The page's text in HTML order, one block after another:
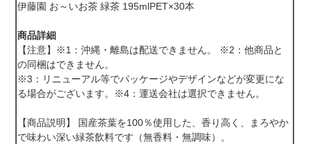
伊藤園 お～いお茶 緑茶 195mlPET×30本
商品詳細
【注意】※1：沖縄・離島は配送できません。 ※2：他商品と
の同梱はできません。
※3：リニューアル等でパッケージやデザインなどが変更にな
る場合がございます。※4：運送会社は選択できません。
【商品説明】 国産茶葉を100％使用した、香り高く、まろやか
で味わい深い緑茶飲料です（無香料・無調味）。